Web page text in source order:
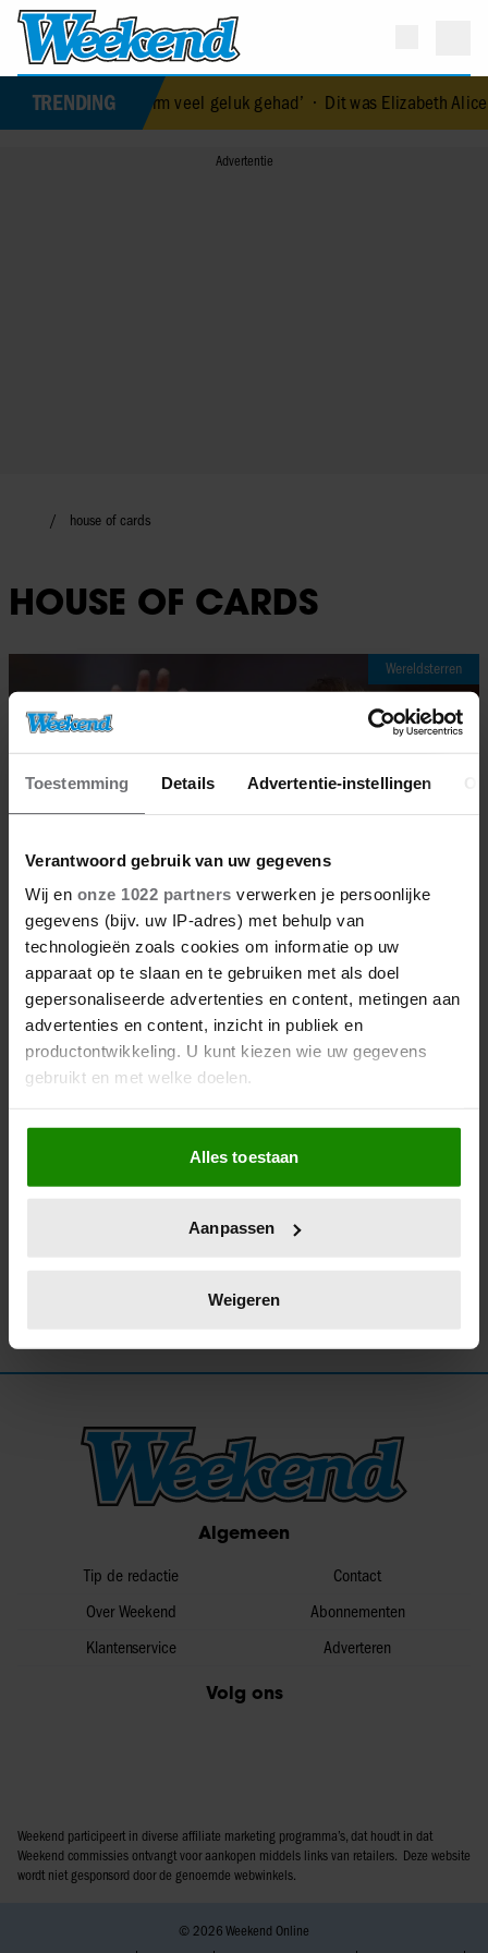
Toestemming Details Advertentie-instellingen
Verantwoord gebruik van uw gegevens
Wij en onze 1022 partners verwerken je persoonlijke
gegevens (bijv. uw IP-adres) met behulp van
technologieën zoals cookies om informatie op uw
apparaat op te slaan en te gebruiken met als doel
gepersonaliseerde advertenties en content, metingen aan
advertenties en content, inzicht in publiek en
productontwikkeling. U kunt kiezen wie uw gegevens
gebruikt en met welke doelen.
Als u het toestaat, willen we ook graag:
Informatie verzamelen over uw geografische
locatie, die tot een paar meter nauwkeurig kan zijn
scannen op specifieke eigenschappen (fingerprinting)
verwerkt en stel uw voorkeuren in het
intrekken in de Cookieverklaring.
personaliseren, om functies voor social media te bieden
en om ons websiteverkeer te analyseren. Ook delen we
informatie over uw gebruik van onze site met onze
partners voor social media, adverteren en analyse. Deze
partners kunnen deze gegevens combineren met andere
verzameld op basis van uw gebruik van hun services. U
gaat akkoord met onze cookies als u onze website blijft
Alles toestaan
Aanpassen
Weigeren
TRENDING
‘We hebben enorm veel geluk gehad’• Dit was Elizabeth Alice
house of cards
HOUSE OF CARDS
Wereldsterren
20/11/2025
OSCARWINNAAR KEVIN SPACEY NU
DAKLOOS, GECANCELD EN ZINGEND IN
CYPRUS
Algemeen
Tip de redactie
Over Weekend
Klantenservice
Contact
Abonnementen
Adverteren
Volg ons
Weekend participeert in diverse affiliate marketing programma’s, dat houdt in dat
Weekend commissies ontvangt voor aankopen middels links van retailers. Deze website
wordt niet gesponsord door de genoemde webwinkels.
© 2026 Weekend Online